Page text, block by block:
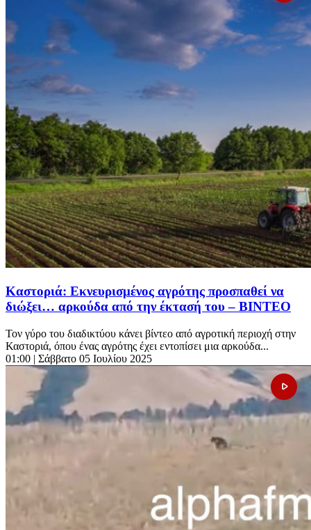
Καστοριά: Εκνευρισμένος αγρότης προσπαθεί να
διώξει… αρκούδα από την έκτασή του – ΒΙΝΤΕΟ
Τον γύρο του διαδικτύου κάνει βίντεο από αγροτική περιοχή στην
Καστοριά, όπου ένας αγρότης έχει εντοπίσει μια αρκούδα...
01:00 | Σάββατο 05 Ιουλίου 2025